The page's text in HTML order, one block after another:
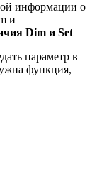
информации о
и
Dim и Set
параметр в
функция,